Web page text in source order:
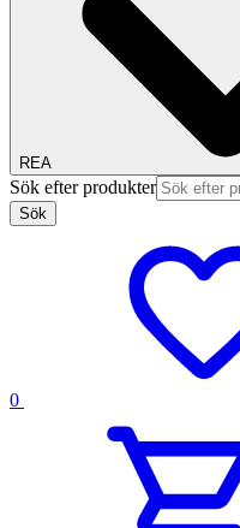
REA
Sök efter produkter
Sök
0